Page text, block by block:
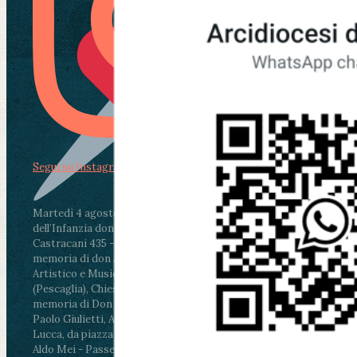
Martedì 4 agosto2026
ore 11:30 - Lucca, Scuola
dell’Infanzia don Aldo Mei - Viale Castruccio
Castracani 435 - Inaugurazione murales in
memoria di don Aldo Mei curato dal Liceo
Artistico e Musicale “Passaglia”
ore 18 - Fiano
(Pescaglia), Chiesa parrocchiale - Messa in
memoria di Don Aldo Mei celebrata da mons.
Paolo Giulietti, Arcivescovo di Lucca
ore 20.30 -
Lucca, da piazza San Michele al Cippo di don
Aldo Mei - Passeggiata della Memoria in alcuni
Segui su Instagram